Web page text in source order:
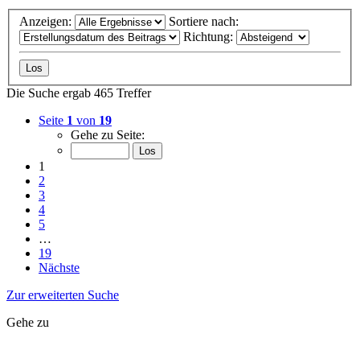
Anzeigen:
Sortiere nach:
Richtung:
Die Suche ergab 465 Treffer
Seite 1 von 19
Gehe zu Seite:
1
2
3
4
5
…
19
Nächste
Zur erweiterten Suche
Gehe zu